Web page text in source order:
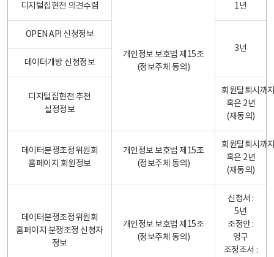
디지털집현전 의견수렴
개인정보 보호법 제15조
(정보주체 동의)
1년
OPEN API 신청정보
3년
데이터개방 신청정보
디지털집현전 추천
설정정보
회원탈퇴시까
혹은 2년
(재동의)
데이터분쟁조정위원회
홈페이지 회원정보
개인정보 보호법 제15조
(정보주체 동의)
회원탈퇴시까
혹은 2년
(재동의)
데이터분쟁조정위원회
홈페이지 분쟁조정 신청자
정보
개인정보 보호법 제15조
(정보주체 동의)
신청서 :
5년
조정안 :
영구
조정조서 :